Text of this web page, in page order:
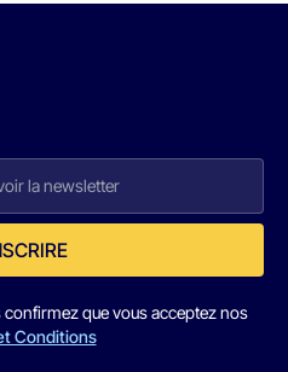
que vous acceptez nos
Conditions